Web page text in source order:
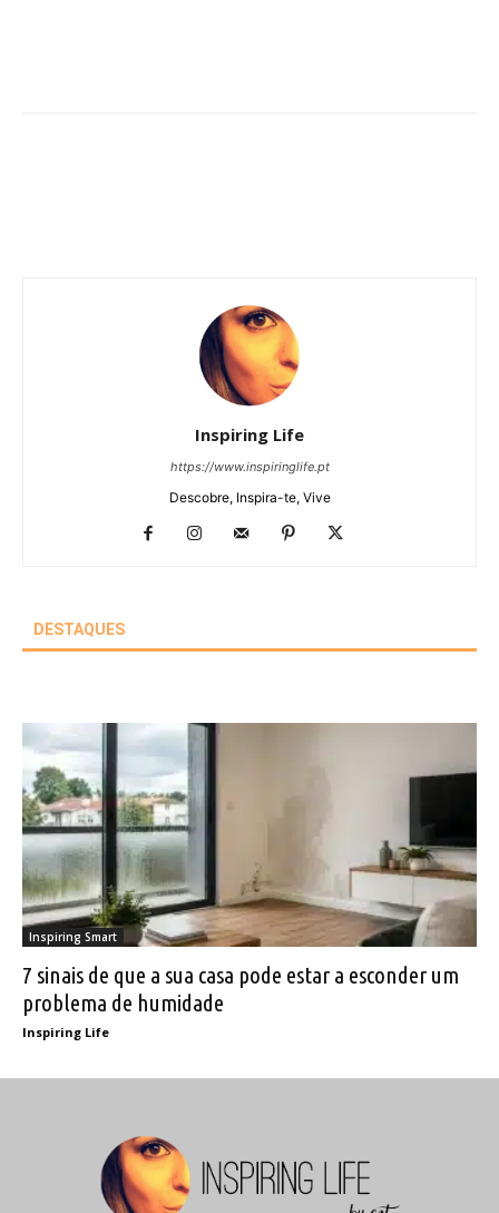
Inspiring Life
https://www.inspiringlife.pt
Descobre, Inspira-te, Vive
DESTAQUES
Inspiring Smart
7 sinais de que a sua casa pode estar a esconder um
problema de humidade
Inspiring Life